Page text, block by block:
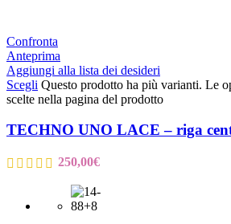
Confronta
Anteprima
Aggiungi alla lista dei desideri
Scegli Questo prodotto ha più varianti. Le
scelte nella pagina del prodotto
TECHNO UNO LACE – riga
250,00€